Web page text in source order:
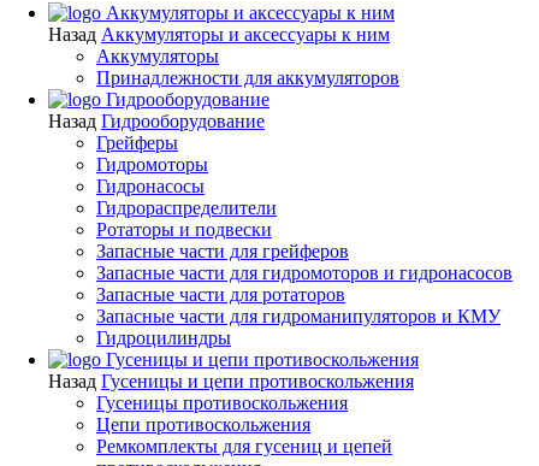
Аккумуляторы и аксессуары к ним
Назад Аккумуляторы и аксессуары к ним
Аккумуляторы
Принадлежности для аккумуляторов
Гидрооборудование
Назад Гидрооборудование
Грейферы
Гидромоторы
Гидронасосы
Гидрораспределители
Ротаторы и подвески
Запасные части для грейферов
Запасные части для гидромоторов и гидронасосов
Запасные части для ротаторов
Запасные части для гидроманипуляторов и КМУ
Гидроцилиндры
Гусеницы и цепи противоскольжения
Назад Гусеницы и цепи противоскольжения
Гусеницы противоскольжения
Цепи противоскольжения
Ремкомплекты для гусениц и цепей